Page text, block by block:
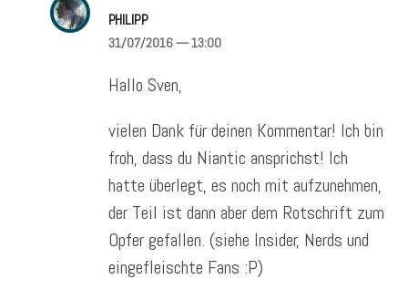
PHILIPP
31/07/2016— 13:00
Hallo Sven,
vielen Dank für deinen Kommentar! Ich bin
froh, dass du Niantic ansprichst! Ich
hatte überlegt, es noch mit aufzunehmen,
der Teil ist dann aber dem Rotschrift zum
Opfer gefallen. (siehe Insider, Nerds und
eingefleischte Fans :P)